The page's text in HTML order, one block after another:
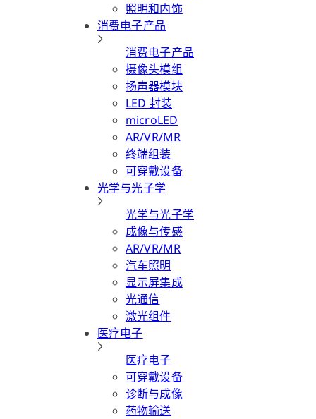
照明和内饰
消费电子产品
消费电子产品
摄像头模组
扬声器模块
LED 封装
microLED
AR/VR/MR
终端组装
可穿戴设备
光学与光子学
光学与光子学
成像与传感
AR/VR/MR
汽车照明
显示屏集成
光通信
激光组件
医疗电子
医疗电子
可穿戴设备
诊断与成像
药物输送